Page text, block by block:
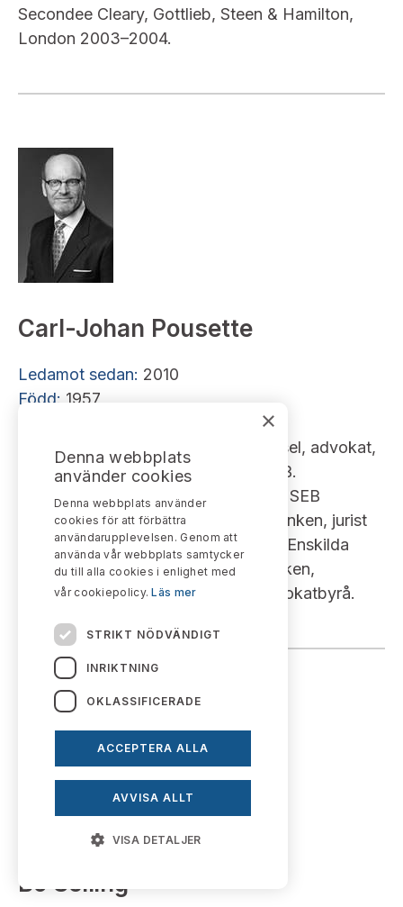
Secondee Cleary, Gottlieb, Steen & Hamilton,
London 2003–2004.
Carl-Johan Pousette
Ledamot sedan: 2010
Född: 1957
Nuvarande befattning:
Senior Counsel, advokat,
Advokatfirma DLA Piper Sweden KB.
Urval av tidigare befattningar:
Jurist SEB
Enskilda, Skandinaviska Enskilda Banken, jurist
Alfred Berg. Fondkommission, jurist Enskilda
Juridik, Skandinaviska Enskilda Banken,
biträdande jurist Hedberg & Co Advokatbyrå.
Bo Selling
×
Denna webbplats
använder cookies
Denna webbplats använder
cookies för att förbättra
användarupplevelsen. Genom att
använda vår webbplats samtycker
du till alla cookies i enlighet med
vår cookiepolicy.Läs mer
STRIKT NÖDVÄNDIGT
INRIKTNING
OKLASSIFICERADE
ACCEPTERA ALLA
AVVISA ALLT
VISA DETALJER